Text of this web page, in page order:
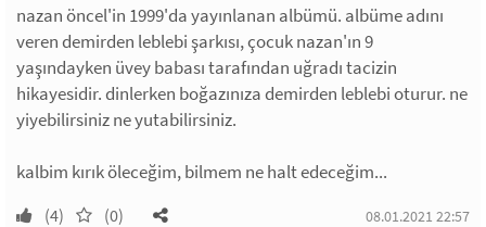
nazan öncel'in 1999'da yayınlanan albümü. albüme adını
veren demirden leblebi şarkısı, çocuk nazan'ın 9
yaşındayken üvey babası tarafından uğradı tacizin
hikayesidir. dinlerken boğazınıza demirden leblebi oturur. ne
yiyebilirsiniz ne yutabilirsiniz.
kalbim kırık öleceğim, bilmem ne halt edeceğim...
(4) (0) 08.01.2021 22:57